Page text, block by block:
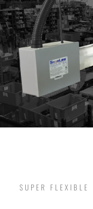
SUPER FLEXIBLE